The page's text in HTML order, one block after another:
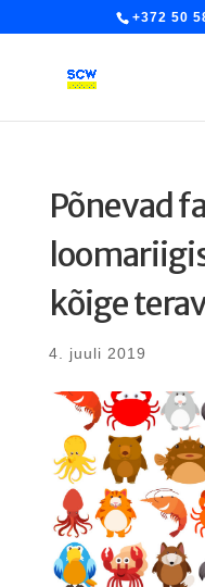
+372 50
Põnevad
kõige
4. juuli 2019